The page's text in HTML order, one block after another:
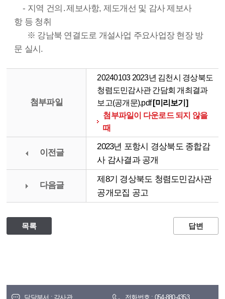
- 지역 건의․제보사항, 제도개선 및 감사 제보사
항 등 청취
※ 강남북 연결도로 개설사업 주요사업장 현장 방
문 실시.
첨부파일
20240103 2023년 김천시 경상북도
청렴도민감사관 간담회 개최결과
보고(공개문).pdf [미리보기]
첨부파일이 다운로드 되지 않을
때
이전글
2023년 포항시 경상북도 종합감
사 감사결과 공개
다음글
제8기 경상북도 청렴도민감사관
공개모집 공고
목록 답변
담당부서 : 감사관 전화번호 : 054-880-4353